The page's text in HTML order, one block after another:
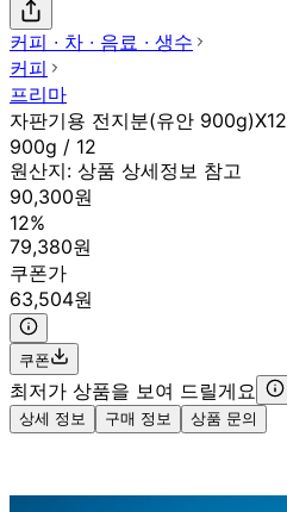
커피 ∙ 차 ∙ 음료 ∙ 생수
커피
프리마
자판기용 전지분(유안 900g)X12
900g / 12
원산지: 상품 상세정보 참고
90,300원
12%
79,380원
쿠폰가
63,504원
쿠폰
최저가 상품을 보여 드릴게요
상세 정보 구매 정보 상품 문의